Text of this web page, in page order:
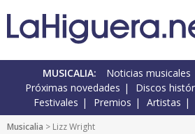
MUSICALIA: Noticias musicales
Próximas novedades
Discos
Festivales
Premios Artistas
Musicalia > Lizz Wright